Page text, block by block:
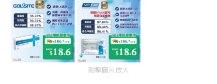
點擊圖片放大